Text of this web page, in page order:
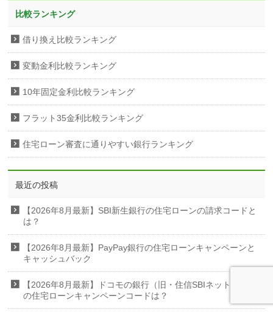
比較ランキング
借り換え比較ランキング
変動金利比較ランキング
10年固定金利比較ランキング
フラット35金利比較ランキング
住宅ローン審査に通りやすい銀行ランキング
最近の投稿
【2026年8月最新】SBI新生銀行の住宅ローンの請求コードと
は？
【2026年8月最新】PayPay銀行の住宅ローンキャンペーンと
キャッシュバック
【2026年8月最新】ドコモの銀行（旧・住信SBIネット銀行）
の住宅ローンキャンペーンコードは？